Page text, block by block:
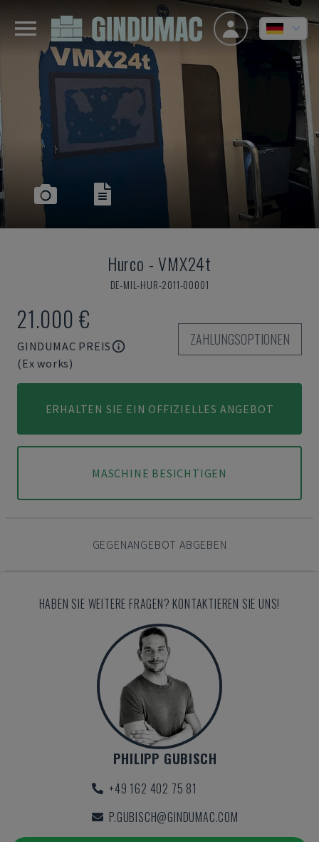
Hurco -VMX24t
DE-MIL-HUR-2011-00001
21.000 €
GINDUMAC PREIS
(Ex works)
ZAHLUNGSOPTIONEN
ERHALTEN SIE EIN OFFIZIELLES ANGEBOT
MASCHINE BESICHTIGEN
GEGENANGEBOT ABGEBEN
HABEN SIE WEITERE FRAGEN? KONTAKTIEREN SIE UNS!
PHILIPP GUBISCH
+49 162 402 75 81
P.GUBISCH@GINDUMAC.COM